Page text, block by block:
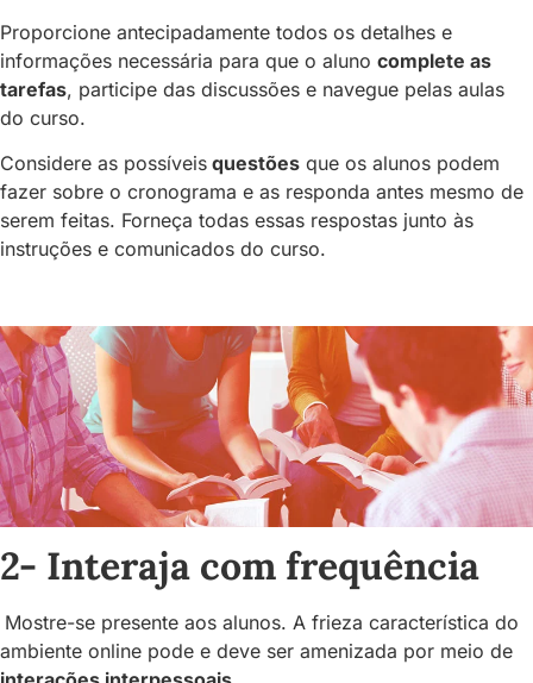
Proporcione antecipadamente todos os detalhes e
informações necessária para que o aluno complete as
tarefas, participe das discussões e navegue pelas aulas
do curso.
Considere as possíveis questões que os alunos podem
fazer sobre o cronograma e as responda antes mesmo de
serem feitas. Forneça todas essas respostas junto às
instruções e comunicados do curso.
2- Interaja com frequência
Mostre-se presente aos alunos. A frieza característica do
ambiente online pode e deve ser amenizada por meio de